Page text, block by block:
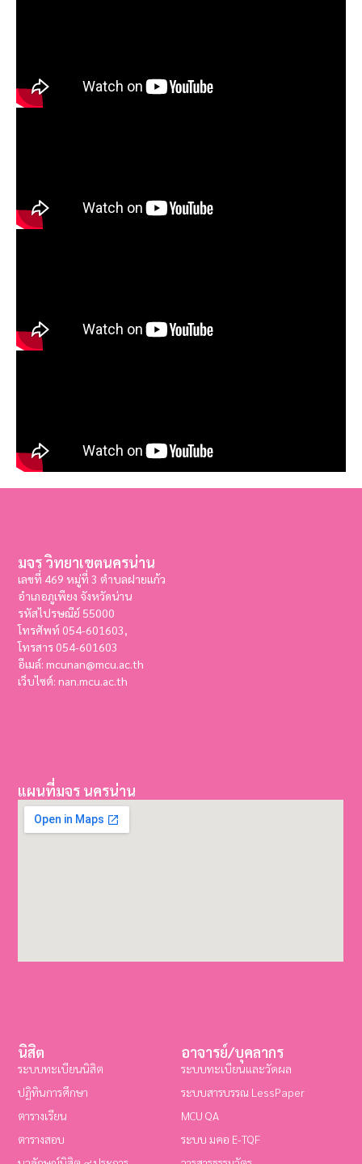
มจร วิทยาเขตนครน่าน
เลขที่ 469 หมู่ที่ 3 ตำบลฝายแก้ว
อำเภอภูเพียง จังหวัดน่าน
รหัสไปรษณีย์ 55000
โทรศัพท์ 054-601603,
โทรสาร054-601603
อีเมล์: mcunan@mcu.ac.th
เว็บไซต์: nan.mcu.ac.th
อาจารย์/บุคลากร
ระบบทะเบียนและวัดผล
ระบบสารบรรณ LessPaper
MCU QA
ระบบ มคอ E-TQF
นิสิต
ระบบทะเบียนนิสิต
ปฏิทินการศึกษา
ตารางเรียน
ตารางสอบ
แผนที่มจร นครน่าน